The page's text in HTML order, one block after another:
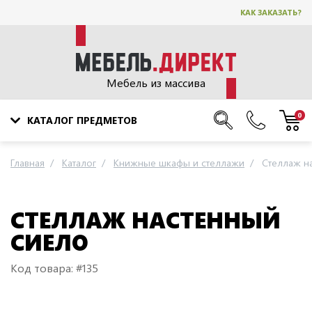
КАК ЗАКАЗАТЬ?
Мебель из массива
КАТАЛОГ ПРЕДМЕТОВ 0
Главная Каталог Книжные шкафы и стеллажи Стеллаж
СТЕЛЛАЖ НАСТЕННЫЙ
СИЕЛО
Код товара: #135